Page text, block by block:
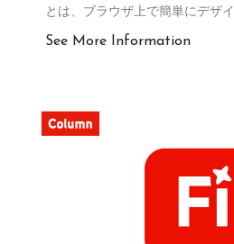
とは、ブラウザ上で簡単にデザイ
See More Information